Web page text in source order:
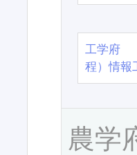
工学府
程）情報
農学